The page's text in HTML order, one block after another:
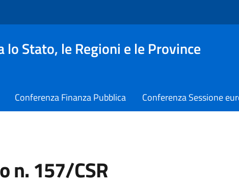
Stato, le Regioni e le Province
Conferenza Finanza Pubblica Conferenza Sessione
n. 157/CSR